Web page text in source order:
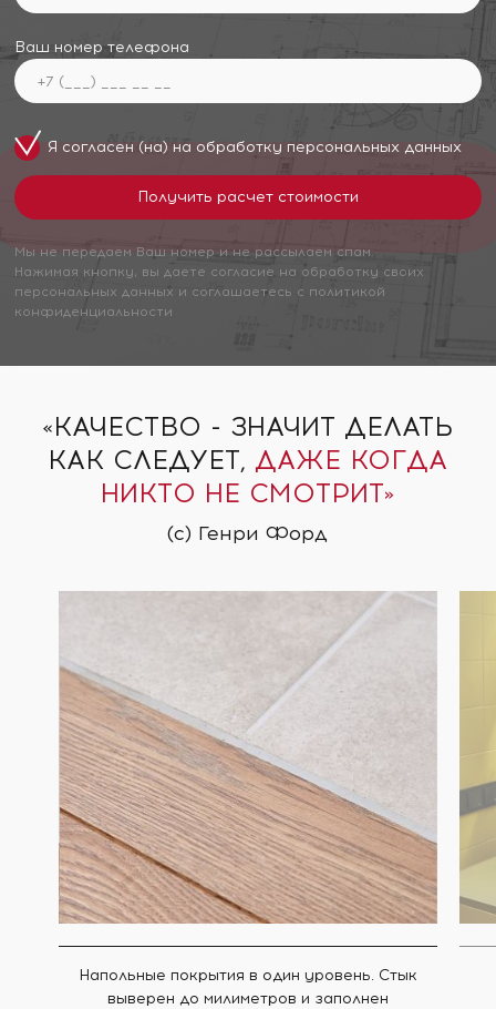
Ваш номер телефона
Я согласен (на) на обработкуперсональных данных
Мы не передаем Ваш номер и не рассылаем спам.
Нажимая кнопку, вы даете согласие на обработку своих
персональных данных и соглашаетесь с политикой
конфиденциальности
«КАЧЕСТВО - ЗНАЧИТ ДЕЛАТЬ
КАК СЛЕДУЕТ, ДАЖЕ КОГДА
НИКТО НЕ СМОТРИТ»
(с) Генри Форд
Напольные покрытия в один уровень. Стык
выверен до милиметров и заполнен